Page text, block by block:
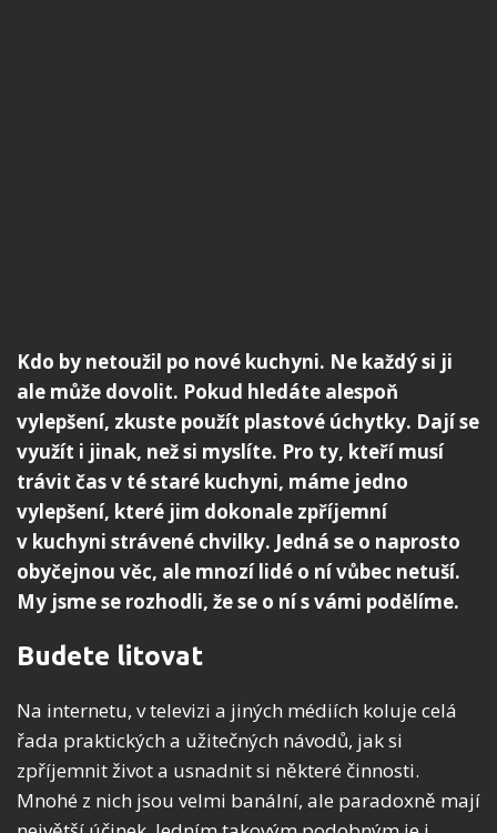
Kdo by netoužil po nové kuchyni. Ne každý si ji
ale může dovolit. Pokud hledáte alespoň
vylepšení, zkuste použít plastové úchytky. Dají se
využít i jinak, než si myslíte. Pro ty, kteří musí
trávit čas v té staré kuchyni, máme jedno
vylepšení, které jim dokonale zpříjemní
v kuchyni strávené chvilky. Jedná se o naprosto
obyčejnou věc, ale mnozí lidé o ní vůbec netuší.
My jsme se rozhodli, že se o ní s vámi podělíme.
Budete litovat
Na internetu, v televizi a jiných médiích koluje celá
řada praktických a užitečných návodů, jak si
zpříjemnit život a usnadnit si některé činnosti.
Mnohé z nich jsou velmi banální, ale paradoxně mají